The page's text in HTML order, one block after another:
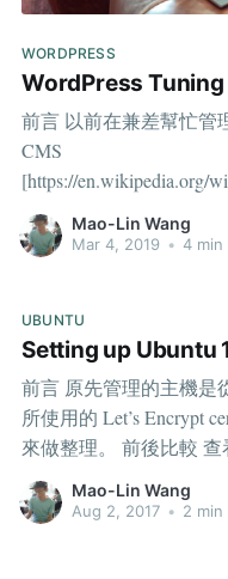
WORDPRESS
WordPress Tuning
前言 以前在兼差幫忙管
CMS
[https://en.wikipedia.org/
用的是 Joomla，當年也
微的調教，但是也沒有
相關調教筆記。 安裝與移轉 使用伺服器架構為基本的
LNMP，可以參考
Nginx, MySQL, PHP
Mao-Lin Wang
Mar 4, 2019 • 4 min
UBUNTU
Setting up Ubuntu
前言 原先管理的主機是
所使用的 Let’s Encrypt
來做整理。 前後比較 查看了幾篇的文章 [1, 2, 3] 之後發現
* 目前的 Let’s Encrypt
可以到 certbot 官網 [https://certbot.eff.org/] 勾選使用的 service
Mao-Lin Wang
Aug 2, 2017 • 2 min